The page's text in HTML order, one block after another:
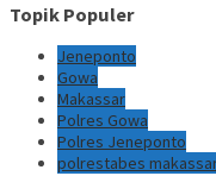
Topik Populer
Jeneponto
Gowa
Makassar
Polres Gowa
Polres Jeneponto
polrestabes